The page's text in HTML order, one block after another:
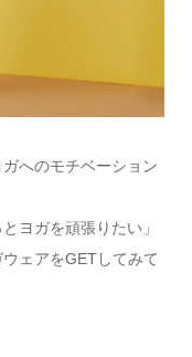
へのモチベーション
ヨガを頑張りたい」
ェアをGETしてみて